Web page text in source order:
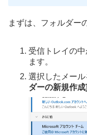
まずは、フォルダー
受信トレイの
ます。
選択したメール
ダーの新規作成]